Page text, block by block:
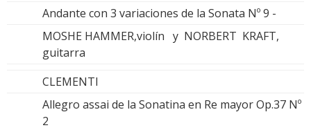
Andante con 3 variaciones de la Sonata Nº 9 -
MOSHE HAMMER,violín y NORBERT KRAFT,
guitarra
CLEMENTI
Allegro assai de la Sonatina en Re mayor Op.37 Nº
2